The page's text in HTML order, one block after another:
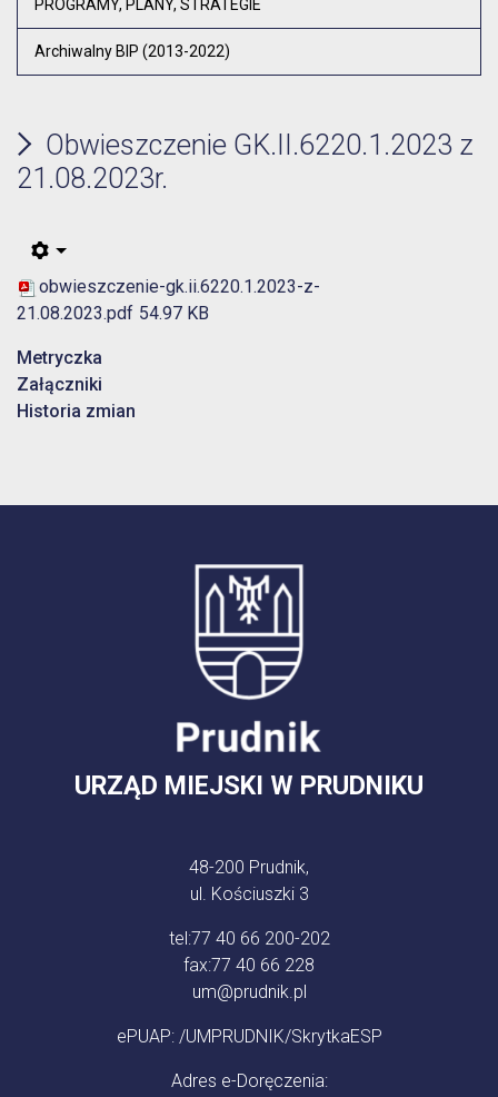
PROGRAMY, PLANY, STRATEGIE
Archiwalny BIP (2013-2022)
Obwieszczenie GK.II.6220.1.2023 z
21.08.2023r.
obwieszczenie-gk.ii.6220.1.2023-z-
21.08.2023.pdf 54.97 KB
Metryczka
Załączniki
Historia zmian
URZĄD MIEJSKI W PRUDNIKU
48-200 Prudnik,
ul. Kościuszki 3
tel:77 40 66 200-202
fax:77 40 66 228
um@prudnik.pl
ePUAP: /UMPRUDNIK/SkrytkaESP
Adres e-Doręczenia: